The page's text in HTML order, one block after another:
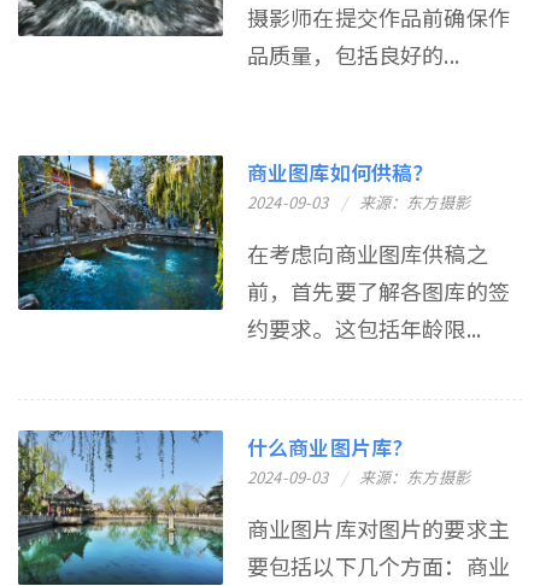
摄影师在提交作品前确保作
品质量，包括良好的...
商业图库如何供稿？
2024-09-03 来源：东方摄影
在考虑向商业图库供稿之
前，首先要了解各图库的签
约要求。这包括年龄限...
什么商业图片库?
2024-09-03 来源：东方摄影
商业图片库对图片的要求主
要包括以下几个方面：商业